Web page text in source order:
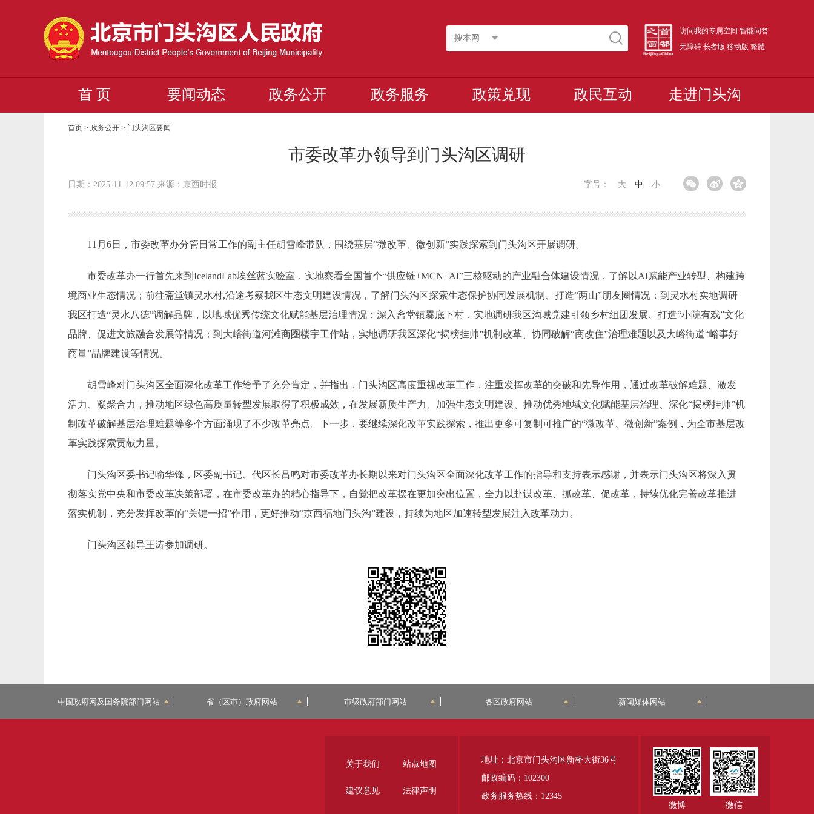
搜本网
访问我的专属空间 智能问答
无障碍 长者版 移动版 繁體
首 页 要闻动态 政务公开 政务服务 政策兑现 政民互动 走进门头沟
首页 > 政务公开 > 门头沟区要闻
市委改革办领导到门头沟区调研
日期：2025-11-12 09:57 来源：京西时报 字号： 大 中 小
11月6日，市委改革办分管日常工作的副主任胡雪峰带队，围绕基层“微改革、微创新”实践探索到门头沟区开展调研。
市委改革办一行首先来到IcelandLab埃丝蓝实验室，实地察看全国首个“供应链+MCN+AI”三核驱动的产业融合体建设情况，了解以AI赋能产业转型、构建跨
境商业生态情况；前往斋堂镇灵水村,沿途考察我区生态文明建设情况，了解门头沟区探索生态保护协同发展机制、打造“两山”朋友圈情况；到灵水村实地调研
我区打造“灵水八德”调解品牌，以地域优秀传统文化赋能基层治理情况；深入斋堂镇爨底下村，实地调研我区沟域党建引领乡村组团发展、打造“小院有戏”文化
品牌、促进文旅融合发展等情况；到大峪街道河滩商圈楼宇工作站，实地调研我区深化“揭榜挂帅”机制改革、协同破解“商改住”治理难题以及大峪街道“峪事好
商量”品牌建设等情况。
胡雪峰对门头沟区全面深化改革工作给予了充分肯定，并指出，门头沟区高度重视改革工作，注重发挥改革的突破和先导作用，通过改革破解难题、激发
活力、凝聚合力，推动地区绿色高质量转型发展取得了积极成效，在发展新质生产力、加强生态文明建设、推动优秀地域文化赋能基层治理、深化“揭榜挂帅”机
制改革破解基层治理难题等多个方面涌现了不少改革亮点。下一步，要继续深化改革实践探索，推出更多可复制可推广的“微改革、微创新”案例，为全市基层改
革实践探索贡献力量。
门头沟区委书记喻华锋，区委副书记、代区长吕鸣对市委改革办长期以来对门头沟区全面深化改革工作的指导和支持表示感谢，并表示门头沟区将深入贯
彻落实党中央和市委改革决策部署，在市委改革办的精心指导下，自觉把改革摆在更加突出位置，全力以赴谋改革、抓改革、促改革，持续优化完善改革推进
落实机制，充分发挥改革的“关键一招”作用，更好推动“京西福地门头沟”建设，持续为地区加速转型发展注入改革动力。
门头沟区领导王涛参加调研。
中国政府网及国务院部门网站 省（区市）政府网站 市级政府部门网站 各区政府网站 新闻媒体网站
微博 微信
地址：北京市门头沟区新桥大街36号
邮政编码：102300
政务服务热线：12345
关于我们 站点地图
建议意见 法律声明